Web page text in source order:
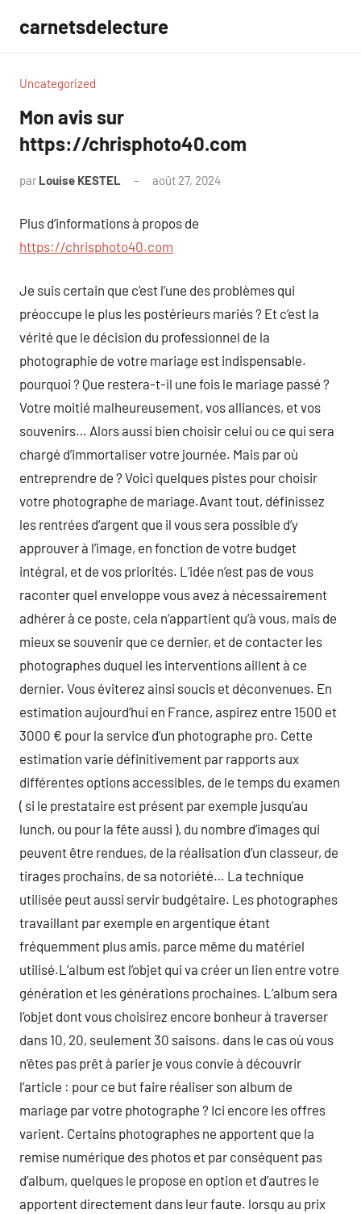
contenu
carnetsdelecture
Uncategorized
Mon avis sur
https://chrisphoto40.com
par Louise KESTEL août 27, 2024
Plus d’informations à propos de
https://chrisphoto40.com
Je suis certain que c’est l’une des problèmes qui
préoccupe le plus les postérieurs mariés ? Et c’est la
vérité que le décision du professionnel de la
photographie de votre mariage est indispensable.
pourquoi ? Que restera-t-il une fois le mariage passé ?
Votre moitié malheureusement, vos alliances, et vos
souvenirs… Alors aussi bien choisir celui ou ce qui sera
chargé d’immortaliser votre journée. Mais par où
entreprendre de ? Voici quelques pistes pour choisir
votre photographe de mariage.Avant tout, définissez
les rentrées d’argent que il vous sera possible d’y
approuver à l’image, en fonction de votre budget
intégral, et de vos priorités. L’idée n’est pas de vous
raconter quel enveloppe vous avez à nécessairement
adhérer à ce poste, cela n’appartient qu’à vous, mais de
mieux se souvenir que ce dernier, et de contacter les
photographes duquel les interventions aillent à ce
dernier. Vous éviterez ainsi soucis et déconvenues. En
estimation aujourd’hui en France, aspirez entre 1500 et
3000 € pour la service d’un photographe pro. Cette
estimation varie définitivement par rapports aux
différentes options accessibles, de le temps du examen
( si le prestataire est présent par exemple jusqu’au
lunch, ou pour la fête aussi ), du nombre d’images qui
peuvent être rendues, de la réalisation d’un classeur, de
tirages prochains, de sa notoriété… La technique
utilisée peut aussi servir budgétaire. Les photographes
travaillant par exemple en argentique étant
fréquemment plus amis, parce même du matériel
utilisé.L’album est l’objet qui va créer un lien entre votre
génération et les générations prochaines. L’album sera
l’objet dont vous choisirez encore bonheur à traverser
dans 10, 20, seulement 30 saisons. dans le cas où vous
n’êtes pas prêt à parier je vous convie à découvrir
l’article : pour ce but faire réaliser son album de
mariage par votre photographe ? Ici encore les offres
varient. Certains photographes ne apportent que la
remise numérique des photos et par conséquent pas
d’album, quelques le propose en option et d’autres le
apportent directement dans leur faute. lorsqu au prix